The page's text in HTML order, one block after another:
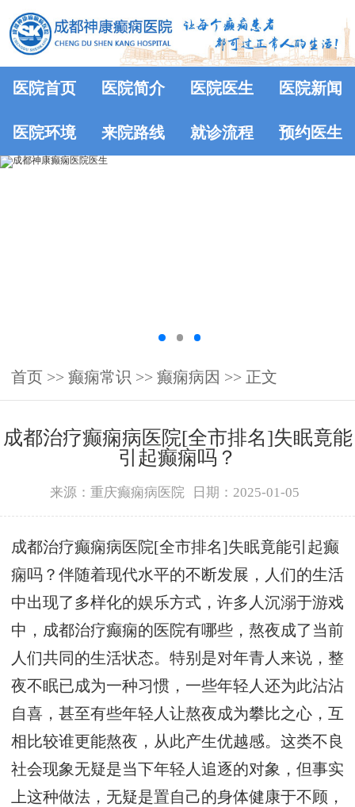
医院首页 医院简介 医院医生 医院新闻
医院环境 来院路线 就诊流程 预约医生
首页 >> 癫痫常识 >> 癫痫病因 >> 正文
成都治疗癫痫病医院[全市排名]失眠竟能
引起癫痫吗？
来源：重庆癫痫病医院 日期：2025-01-05
成都治疗癫痫病医院[全市排名]失眠竟能引起癫
痫吗？伴随着现代水平的不断发展，人们的生活
中出现了多样化的娱乐方式，许多人沉溺于游戏
中，成都治疗癫痫的医院有哪些，熬夜成了当前
人们共同的生活状态。特别是对年青人来说，整
夜不眠已成为一种习惯，一些年轻人还为此沾沾
自喜，甚至有些年轻人让熬夜成为攀比之心，互
相比较谁更能熬夜，从此产生优越感。这类不良
社会现象无疑是当下年轻人追逐的对象，但事实
上这种做法，无疑是置自己的身体健康于不顾，